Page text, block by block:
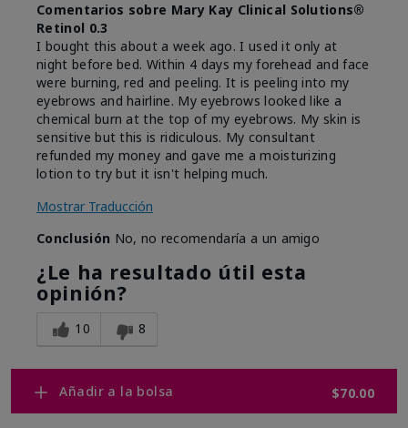
Añadir a la bolsa $70.00
Comentarios sobre Mary Kay Clinical Solutions®
Retinol 0.3
I bought this about a week ago. I used it only at
night before bed. Within 4 days my forehead and face
were burning, red and peeling. It is peeling into my
eyebrows and hairline. My eyebrows looked like a
chemical burn at the top of my eyebrows. My skin is
sensitive but this is ridiculous. My consultant
refunded my money and gave me a moisturizing
lotion to try but it isn't helping much.
Mostrar Traducción
Conclusión No, no recomendaría a un amigo
¿Le ha resultado útil esta
opinión?
10 8
Marcar esta opinión